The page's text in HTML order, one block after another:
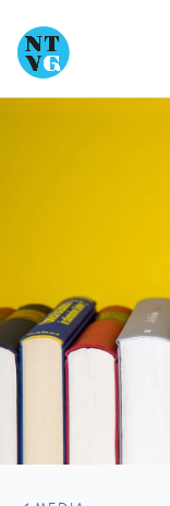
ARTIKELEN
VARIA